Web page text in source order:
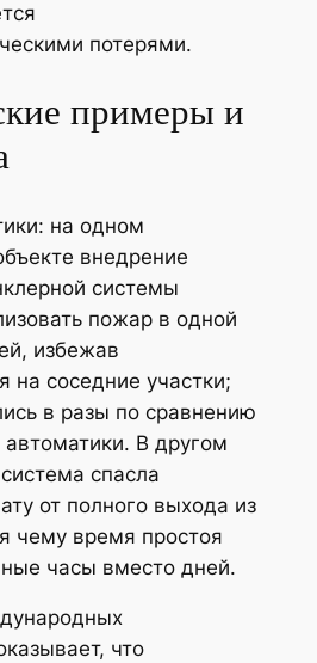
потерями.
примеры и
на одном
внедрение
системы
пожар в одной
избежав
на соседние участки;
в разы по сравнению
В другом
спасла
от полного выхода из
чему время простоя
часы вместо дней.
что